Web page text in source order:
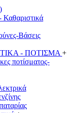
Καθαριστικά
Βάσεις
- ΠΟΤΙΣΜΑ +
ποτίσματος-